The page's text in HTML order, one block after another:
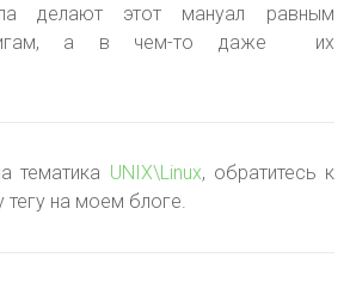
делают этот мануал равным
а в чем-то даже их
тематика UNIX\Linux, обратитесь к
на моем блоге.